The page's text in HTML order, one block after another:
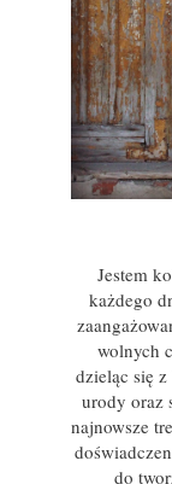
Jestem
każdego
wolnych
dzieląc się
urody oraz
najnowsze
do